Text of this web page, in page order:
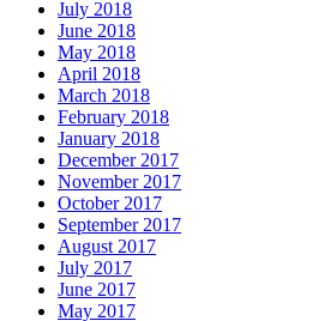
July 2018
June 2018
May 2018
April 2018
March 2018
February 2018
January 2018
December 2017
November 2017
October 2017
September 2017
August 2017
July 2017
June 2017
May 2017